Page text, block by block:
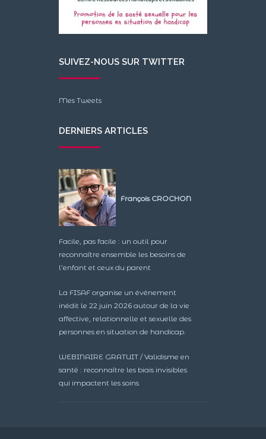
SUIVEZ-NOUS SUR TWITTER
Mes Tweets
DERNIERS ARTICLES
François CROCHON
Facile, pas facile : un outil pour
reconnaître ensemble les besoins de
l’enfant et ceux du parent
La FISAF organise un événement
inédit le 22 juin 2026 autour de la vie
affective, relationnelle et sexuelle des
personnes en situation de handicap.
WEBINAIRE GRATUIT / Validisme en
santé : reconnaître les biais invisibles
qui impactent les soins